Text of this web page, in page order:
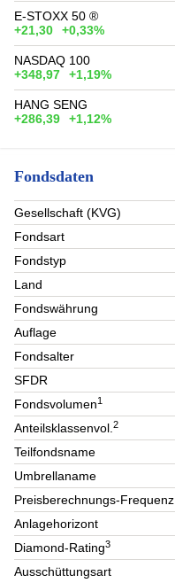
E-STOXX 50 ®
+21,30
+0,33%
NASDAQ 100
+348,97
+1,19%
HANG SENG
+286,39
+1,12%
Fondsdaten
Gesellschaft (KVG)
Fondsart
Fondstyp
Land
Fondswährung
Auflage
Fondsalter
SFDR
Fondsvolumen1
Anteilsklassenvol.2
Teilfondsname
Umbrellaname
Preisberechnungs-Frequenz
Anlagehorizont
Diamond-Rating3
Ausschüttungsart